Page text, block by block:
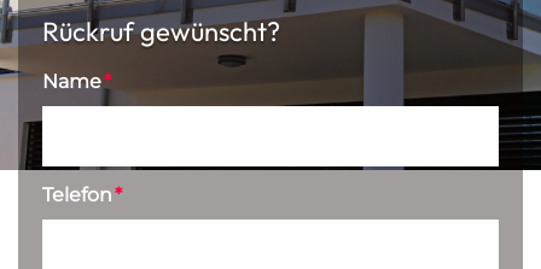
Rückruf gewünscht?
Name
Telefon